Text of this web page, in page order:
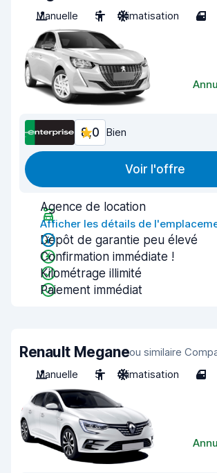
Manuelle 5 Climatisation 4
8,0 Bien
Voir l'offre
Agence de location
Afficher les détails de
Dépôt de garantie peu élevé
Confirmation immédiate !
Kilométrage illimité
Paiement immédiat
Renault Meganeou similaire
Manuelle
5 Climatisation 4